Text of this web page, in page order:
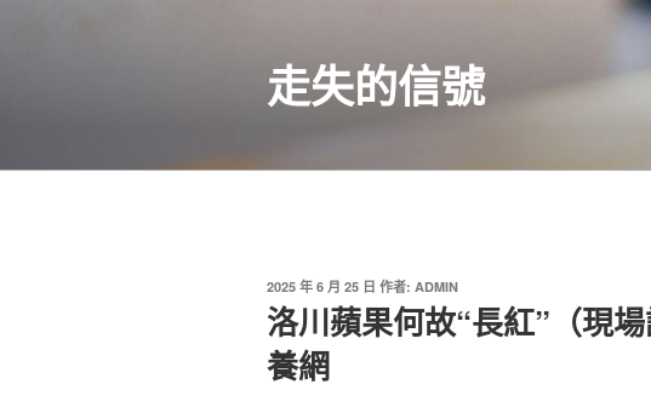
走失的信號
發
佈
於
2025 年 6 月 25 日 作者: ADMIN
洛川蘋果何故“長紅”（現
養網